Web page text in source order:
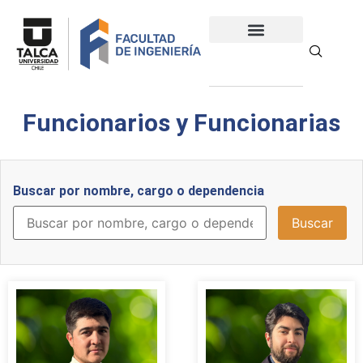
Funcionarios y Funcionarias
Buscar por nombre, cargo o dependencia
Buscar